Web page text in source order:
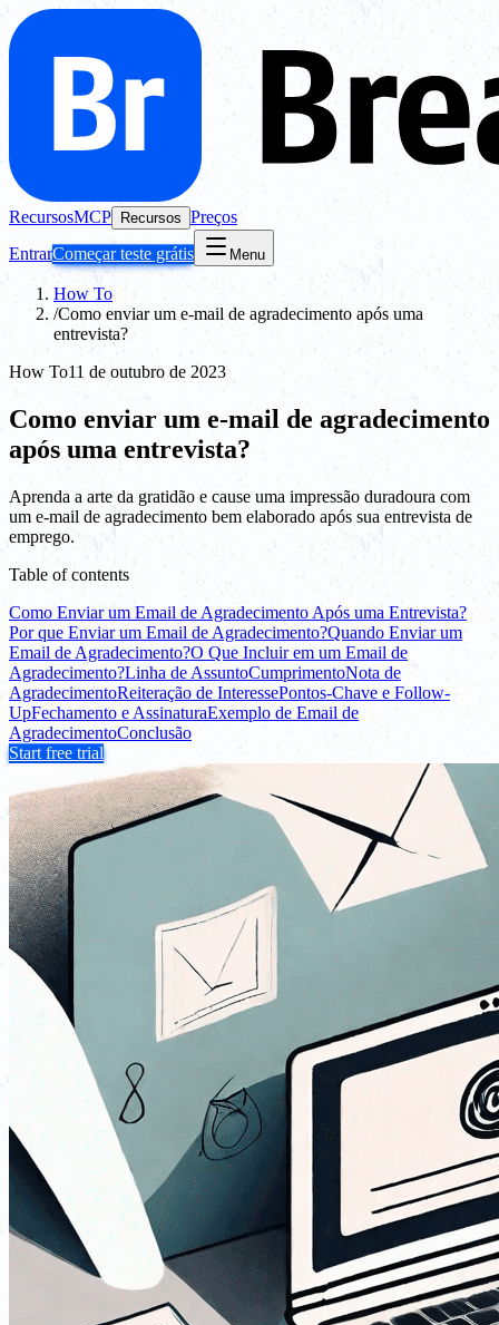
RecursosMCP Recursos Preços
EntrarComeçar teste grátis Menu
How To
/Como enviar um e-mail de agradecimento após uma
entrevista?
How To11 de outubro de 2023
Como enviar um e-mail de agradecimento
após uma entrevista?
Aprenda a arte da gratidão e cause uma impressão duradoura com
um e-mail de agradecimento bem elaborado após sua entrevista de
emprego.
Table of contents
Como Enviar um Email de Agradecimento Após uma Entrevista?
Por que Enviar um Email de Agradecimento?Quando Enviar um
Email de Agradecimento?O Que Incluir em um Email de
Agradecimento?Linha de AssuntoCumprimentoNota de
AgradecimentoReiteração de InteressePontos-Chave e Follow-
UpFechamento e AssinaturaExemplo de Email de
AgradecimentoConclusão
Start free trial